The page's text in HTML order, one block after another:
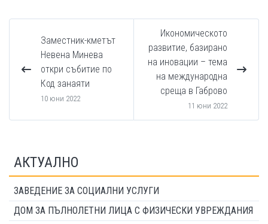
Заместник-кметът
Невена Минева
откри събитие по
Код занаяти
10 юни 2022
Икономическото
развитие, базирано
на иновации – тема
на международна
среща в Габрово
11 юни 2022
АКТУАЛНО
ЗАВЕДЕНИЕ ЗА СОЦИАЛНИ УСЛУГИ
ДОМ ЗА ПЪЛНОЛЕТНИ ЛИЦА С ФИЗИЧЕСКИ УВРЕЖДАНИЯ